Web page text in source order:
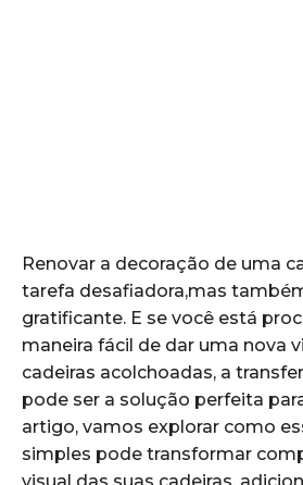
Renovar a ‌decoração de uma
tarefa desafiadora,mas
gratificante. E se você está
maneira fácil de dar uma nova
cadeiras acolchoadas, a
pode ser a solução perfeita
artigo, vamos explorar como
simples pode transformar